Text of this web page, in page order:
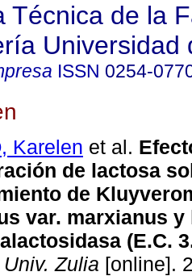
Técnica de la
Universidad
ISSN 0254-
Karelen et al.
de lactosa
de
var. marxianus
(E.C.
Zulia [online].